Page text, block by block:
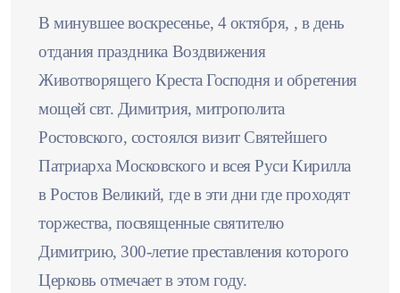
В минувшее воскресенье, 4 октября, , в день
отдания праздника Воздвижения
Животворящего Креста Господня и обретения
мощей свт. Димитрия, митрополита
Ростовского, состоялся визит Святейшего
Патриарха Московского и всея Руси Кирилла
в Ростов Великий, где в эти дни где проходят
торжества, посвященные святителю
Димитрию, 300-летие преставления которого
Церковь отмечает в этом году.